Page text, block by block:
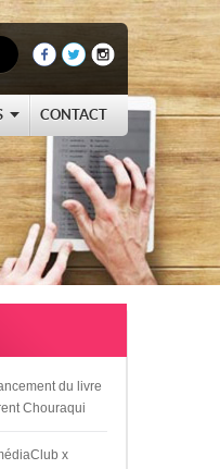
CONTACT
du livre
Chouraqui
x